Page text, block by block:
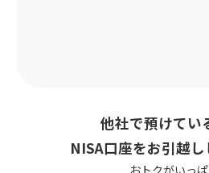
他社で預けてい
NISA口座をお引越し